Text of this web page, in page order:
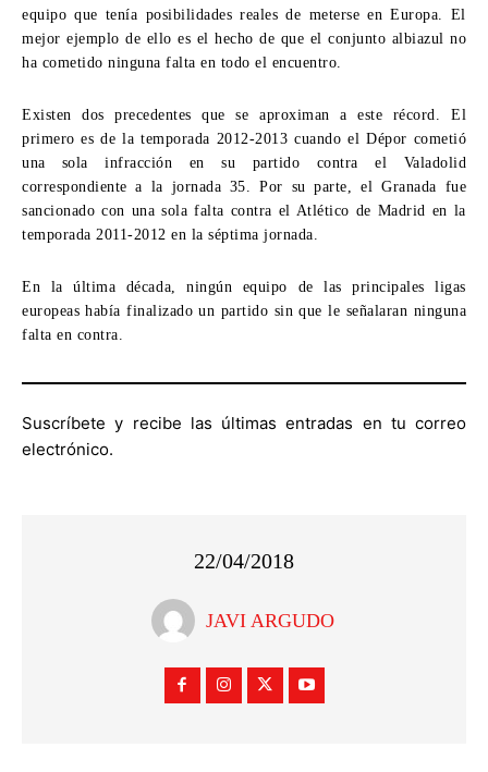
equipo que tenía posibilidades reales de meterse en Europa. El
mejor ejemplo de ello es el hecho de que el conjunto albiazul no
ha cometido ninguna falta en todo el encuentro.
Existen dos precedentes que se aproximan a este récord. El
primero es de la temporada 2012-2013 cuando el Dépor cometió
una sola infracción en su partido contra el Valadolid
correspondiente a la jornada 35. Por su parte, el Granada fue
sancionado con una sola falta contra el Atlético de Madrid en la
temporada 2011-2012 en la séptima jornada.
En la última década, ningún equipo de las principales ligas
europeas había finalizado un partido sin que le señalaran ninguna
falta en contra.
Suscríbete y recibe las últimas entradas en tu correo
electrónico.
22/04/2018
JAVI ARGUDO